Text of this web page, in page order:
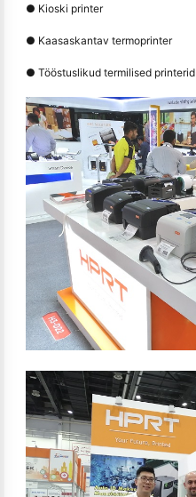
● Kioski printer
● Kaasaskantav termoprinter
● Tööstuslikud termilised printerid